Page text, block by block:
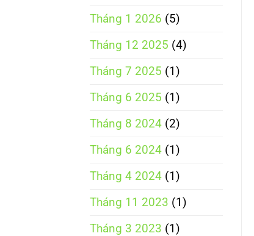
Tháng 1 2026 (5)
Tháng 12 2025 (4)
Tháng 7 2025 (1)
Tháng 6 2025 (1)
Tháng 8 2024 (2)
Tháng 6 2024 (1)
Tháng 4 2024 (1)
Tháng 11 2023 (1)
Tháng 3 2023 (1)